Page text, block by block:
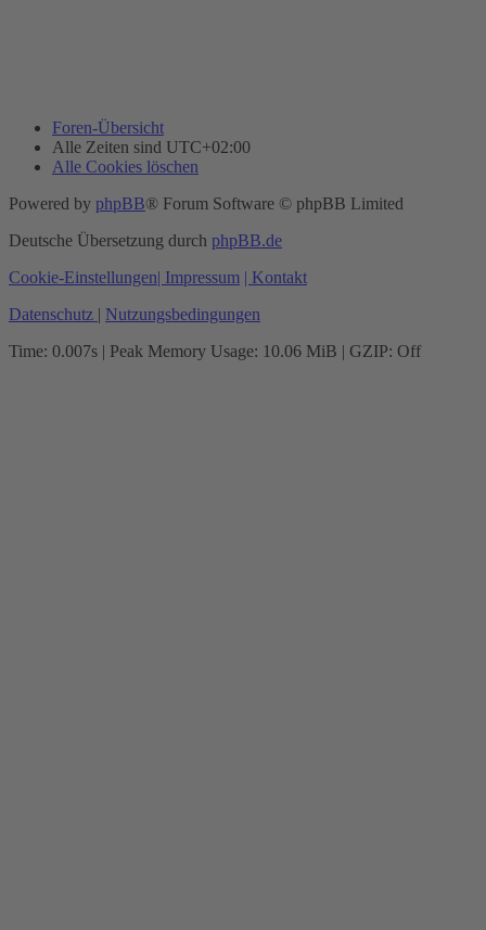
Foren-Übersicht
Alle Zeiten sind UTC+02:00
Alle Cookies löschen
Powered by phpBB® Forum Software © phpBB Limited
Deutsche Übersetzung durch phpBB.de
Cookie-Einstellungen| Impressum | Kontakt
Datenschutz | Nutzungsbedingungen
Time: 0.007s | Peak Memory Usage: 10.06 MiB | GZIP: Off